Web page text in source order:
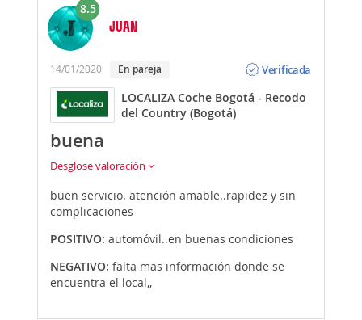
8.5
JUAN
14/01/2020 En pareja
Verificada
LOCALIZA Coche Bogotá - Recodo
del Country (Bogotá)
buena
Desglose valoración
buen servicio. atención amable..rapidez y sin
complicaciones
POSITIVO: automóvil..en buenas condiciones
NEGATIVO: falta mas información donde se
encuentra el local,,